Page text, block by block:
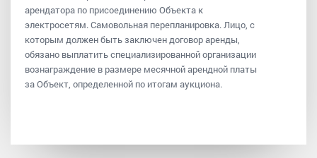
арендатора по присоединению Объекта к
электросетям. Самовольная перепланировка. Лицо, с
которым должен быть заключен договор аренды,
обязано выплатить специализированной организации
вознаграждение в размере месячной арендной платы
за Объект, определенной по итогам аукциона.